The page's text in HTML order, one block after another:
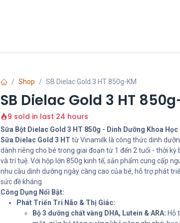
Shop SB Dielac Gold 3 HT 850g-KM
SB Dielac Gold 3 HT
9 sold in last 24 hours
Sữa Bột Dielac Gold 3 HT 850g - Dinh Dưỡng Khoa Học
Sữa Dielac Gold 3 HT từ Vinamilk là công thức dinh
dành riêng cho bé trong giai đoạn từ 1 đến 2 tuổi - thời
và trí tuệ. Với hộp lớn 850g kinh tế, sản phẩm cung cấp
nhu cầu dinh dưỡng ngày càng cao của bé, hỗ trợ phát
sức đề kháng.
Công Dụng Nổi Bật:
Phát Triển Trí Não & Thị Giác:
Bộ 3 dưỡng chất vàng DHA, Lutein & ARA: Hỗ